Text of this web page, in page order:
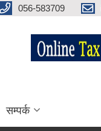
056-583709
सम्पर्क